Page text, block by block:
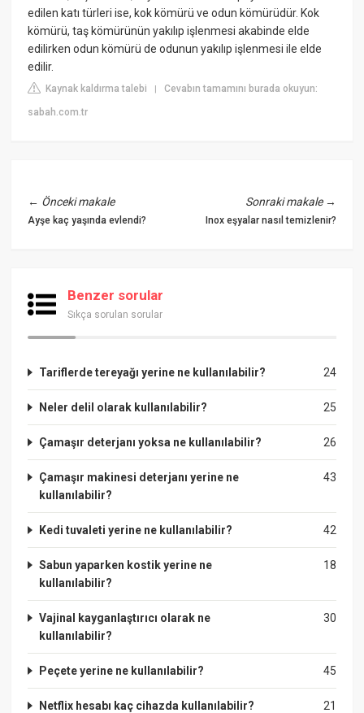
edilen katı türleri ise, kok kömürü ve odun kömürüdür. Kok
kömürü, taş kömürünün yakılıp işlenmesi akabinde elde
edilirken odun kömürü de odunun yakılıp işlenmesi ile elde
edilir.
Kaynak kaldırma talebi |Cevabın tamamını burada okuyun:
sabah.com.tr
← Önceki makale
Ayşe kaç yaşında evlendi?
Sonraki makale→
Inox eşyalar nasıl temizlenir?
Benzer sorular
Sıkça sorulan sorular
24
Tariflerde tereyağı yerine ne kullanılabilir?
25
Neler delil olarak kullanılabilir?
26
Çamaşır deterjanı yoksa ne kullanılabilir?
43
Çamaşır makinesi deterjanı yerine ne
kullanılabilir?
42
Kedi tuvaleti yerine ne kullanılabilir?
18
Sabun yaparken kostik yerine ne
kullanılabilir?
30
Vajinal kayganlaştırıcı olarak ne
kullanılabilir?
45
Peçete yerine ne kullanılabilir?
21
Netflix hesabı kaç cihazda kullanılabilir?